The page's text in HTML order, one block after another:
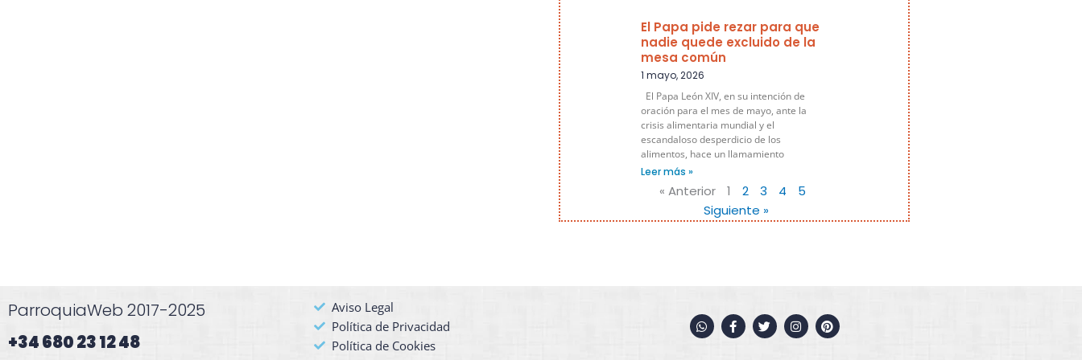
El Papa pide rezar para que
nadie quede excluido de la
mesa común
1 mayo, 2026
El Papa León XIV, en su intención de
oración para el mes de mayo, ante la
crisis alimentaria mundial y el
escandaloso desperdicio de los
alimentos, hace un llamamiento
Leer más »
« Anterior 1 2 3 4
5
Siguiente »
ParroquiaWeb 2017-2025
+34 680 23 12 48​
Aviso Legal
Política de Privacidad
Política de Cookies
W
h
F
a
T
w
I
n
P
i